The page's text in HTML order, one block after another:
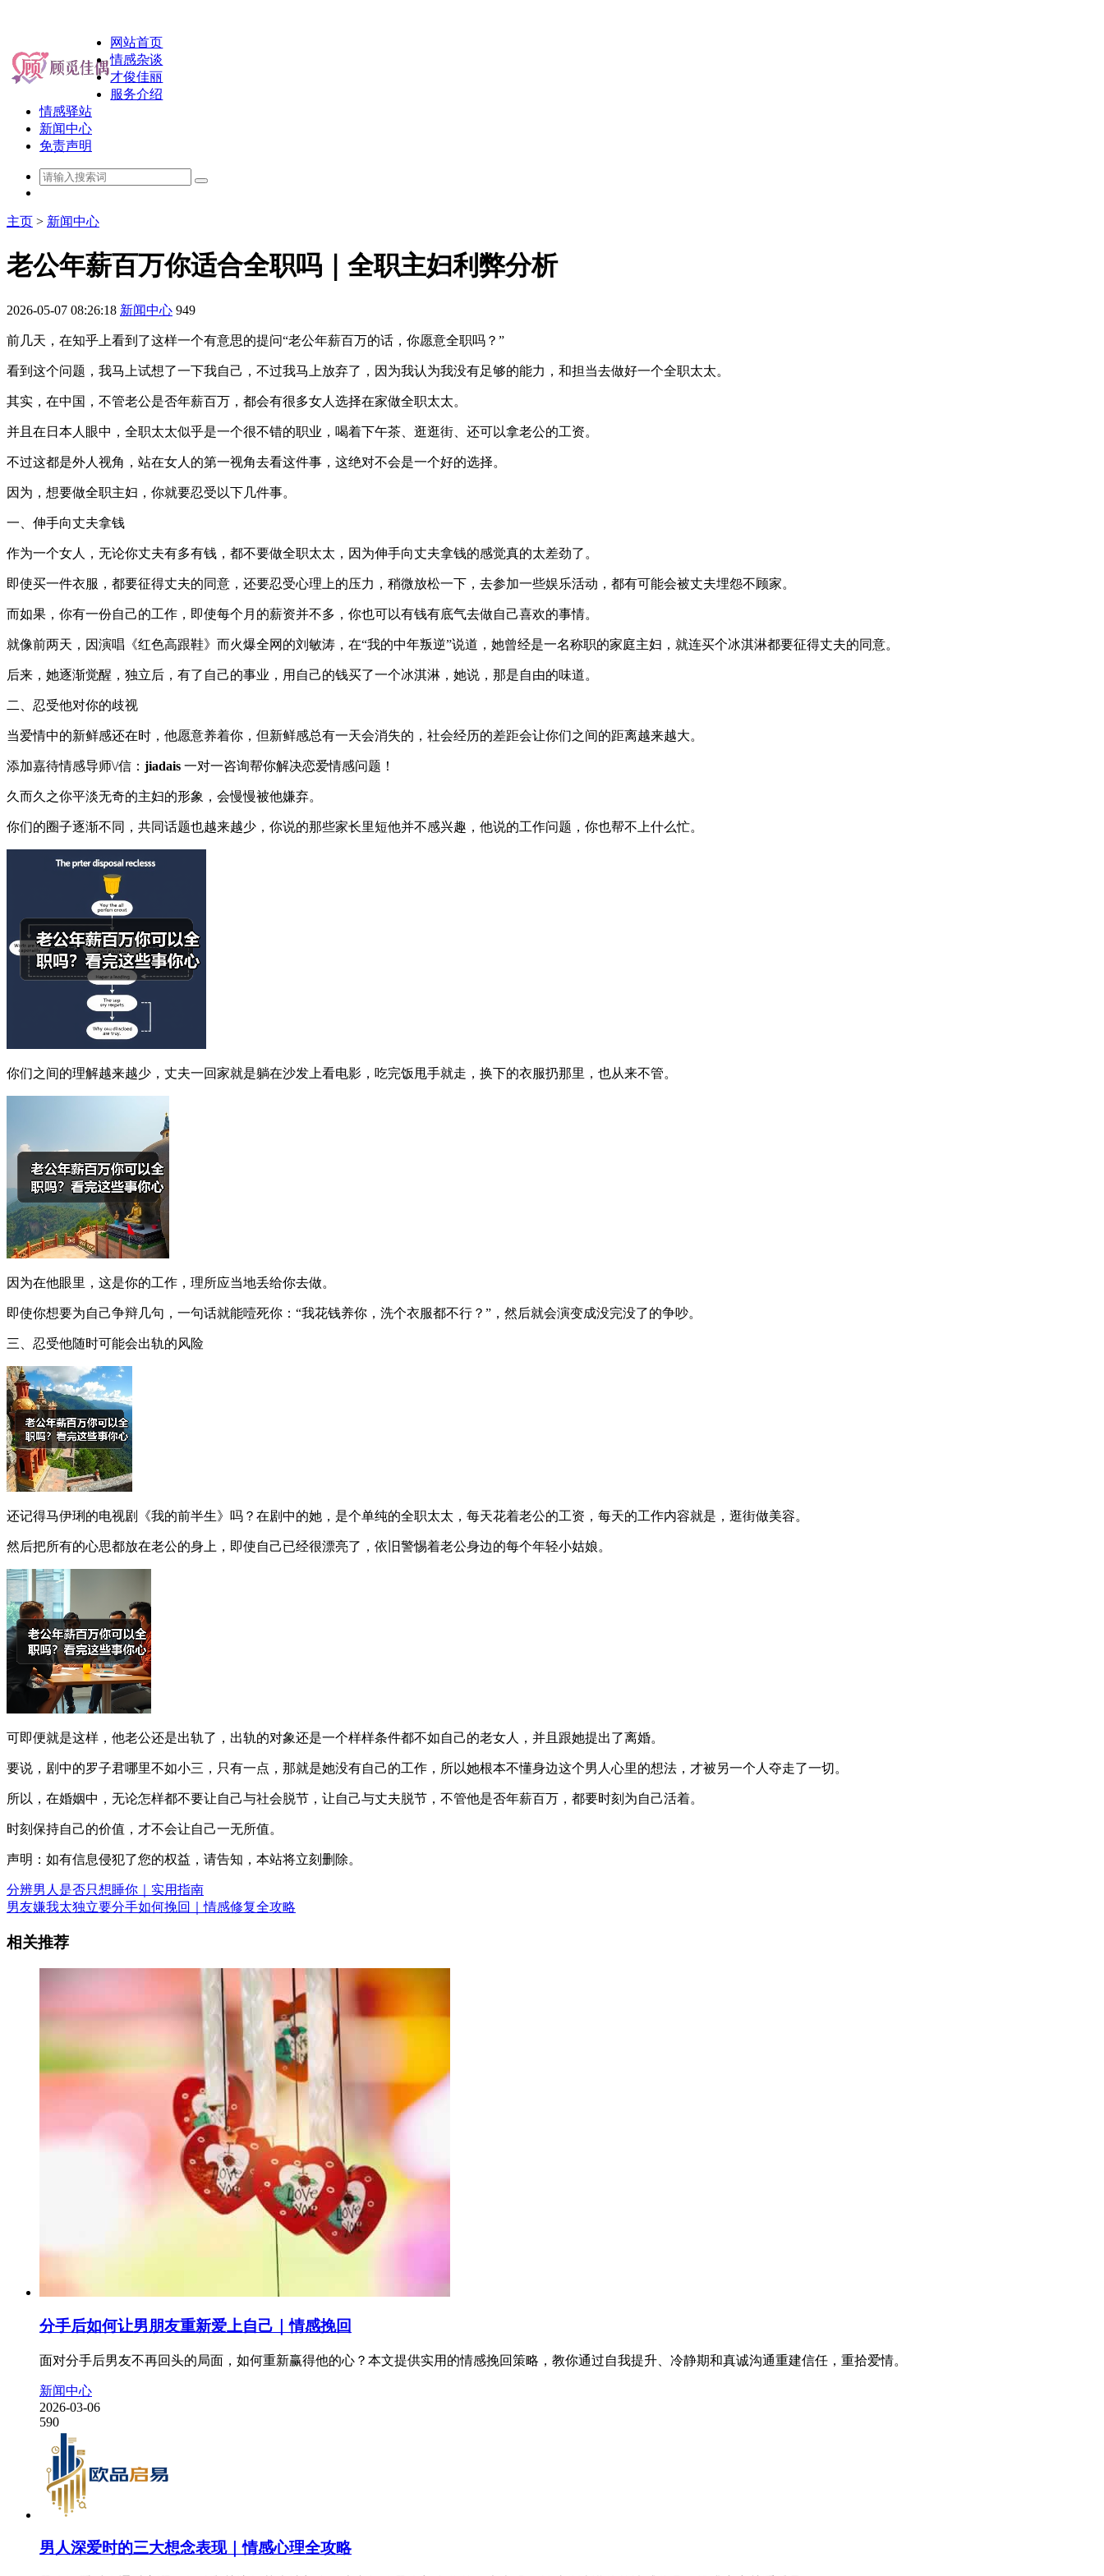
网站首页
情感杂谈
才俊佳丽
服务介绍
情感驿站
新闻中心
免责声明
主页 > 新闻中心
老公年薪百万你适合全职吗｜全职主妇利弊分析
2026-05-07 08:26:18 新闻中心 949
前几天，在知乎上看到了这样一个有意思的提问“老公年薪百万的话，你愿意全职吗？”
看到这个问题，我马上试想了一下我自己，不过我马上放弃了，因为我认为我没有足够的能力，和担当去做好一个全职太太。
其实，在中国，不管老公是否年薪百万，都会有很多女人选择在家做全职太太。
并且在日本人眼中，全职太太似乎是一个很不错的职业，喝着下午茶、逛逛街、还可以拿老公的工资。
不过这都是外人视角，站在女人的第一视角去看这件事，这绝对不会是一个好的选择。
因为，想要做全职主妇，你就要忍受以下几件事。
一、伸手向丈夫拿钱
作为一个女人，无论你丈夫有多有钱，都不要做全职太太，因为伸手向丈夫拿钱的感觉真的太差劲了。
即使买一件衣服，都要征得丈夫的同意，还要忍受心理上的压力，稍微放松一下，去参加一些娱乐活动，都有可能会被丈夫埋怨不顾家。
而如果，你有一份自己的工作，即使每个月的薪资并不多，你也可以有钱有底气去做自己喜欢的事情。
就像前两天，因演唱《红色高跟鞋》而火爆全网的刘敏涛，在“我的中年叛逆”说道，她曾经是一名称职的家庭主妇，就连买个冰淇淋都要征得丈夫的同意。
后来，她逐渐觉醒，独立后，有了自己的事业，用自己的钱买了一个冰淇淋，她说，那是自由的味道。
二、忍受他对你的歧视
当爱情中的新鲜感还在时，他愿意养着你，但新鲜感总有一天会消失的，社会经历的差距会让你们之间的距离越来越大。
添加嘉待情感导师\/信： jiadais 一对一咨询帮你解决恋爱情感问题！
久而久之你平淡无奇的主妇的形象，会慢慢被他嫌弃。
你们的圈子逐渐不同，共同话题也越来越少，你说的那些家长里短他并不感兴趣，他说的工作问题，你也帮不上什么忙。
你们之间的理解越来越少，丈夫一回家就是躺在沙发上看电影，吃完饭甩手就走，换下的衣服扔那里，也从来不管。
因为在他眼里，这是你的工作，理所应当地丢给你去做。
即使你想要为自己争辩几句，一句话就能噎死你：“我花钱养你，洗个衣服都不行？”，然后就会演变成没完没了的争吵。
三、忍受他随时可能会出轨的风险
还记得马伊琍的电视剧《我的前半生》吗？在剧中的她，是个单纯的全职太太，每天花着老公的工资，每天的工作内容就是，逛街做美容。
然后把所有的心思都放在老公的身上，即使自己已经很漂亮了，依旧警惕着老公身边的每个年轻小姑娘。
可即便就是这样，他老公还是出轨了，出轨的对象还是一个样样条件都不如自己的老女人，并且跟她提出了离婚。
要说，剧中的罗子君哪里不如小三，只有一点，那就是她没有自己的工作，所以她根本不懂身边这个男人心里的想法，才被另一个人夺走了一切。
所以，在婚姻中，无论怎样都不要让自己与社会脱节，让自己与丈夫脱节，不管他是否年薪百万，都要时刻为自己活着。
时刻保持自己的价值，才不会让自己一无所值。
声明：如有信息侵犯了您的权益，请告知，本站将立刻删除。
分辨男人是否只想睡你｜实用指南
男友嫌我太独立要分手如何挽回｜情感修复全攻略
相关推荐
分手后如何让男朋友重新爱上自己｜情感挽回
面对分手后男友不再回头的局面，如何重新赢得他的心？本文提供实用的情感挽回策略，教你通过自我提升、冷静期和真诚沟通重建信任，重拾爱情。
新闻中心
2026-03-06
590
男人深爱时的三大想念表现｜情感心理全攻略